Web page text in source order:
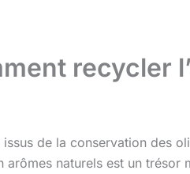
recycler
issus de la conservation des
arômes naturels est un trésor